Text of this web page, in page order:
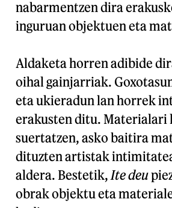
nabarmentzen dira
inguruan objektuen eta
Aldaketa horren adibide
oihal gainjarriak.
eta ukieradun lan horrek
erakusten ditu. Materialari
suertatzen, asko baitira
dituzten artistak
aldera. Bestetik, Ite deu
obrak objektu eta